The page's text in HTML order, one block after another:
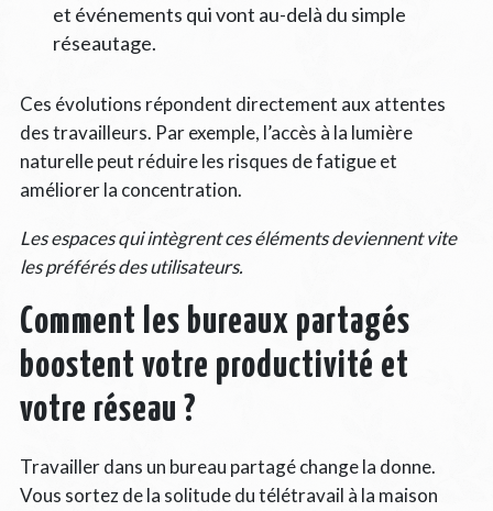
et événements qui vont au-delà du simple
réseautage.
Ces évolutions répondent directement aux attentes
des travailleurs. Par exemple, l’accès à la lumière
naturelle peut réduire les risques de fatigue et
améliorer la concentration.
Les espaces qui intègrent ces éléments deviennent vite
les préférés des utilisateurs.
Comment les bureaux partagés
boostent votre productivité et
votre réseau ?
Travailler dans un bureau partagé change la donne.
Vous sortez de la solitude du télétravail à la maison